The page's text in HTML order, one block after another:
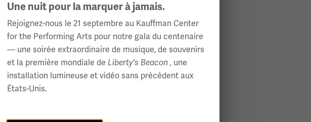
posées
agréable à tous :
Une nuit pour la marquer à jamais.
Rejoignez-nous le 21 septembre au Kauffman Center
for the Performing Arts pour notre gala du centenaire
— une soirée extraordinaire de musique, de souvenirs
et la première mondiale de Liberty's Beacon , une
installation lumineuse et vidéo sans précédent aux
États-Unis.